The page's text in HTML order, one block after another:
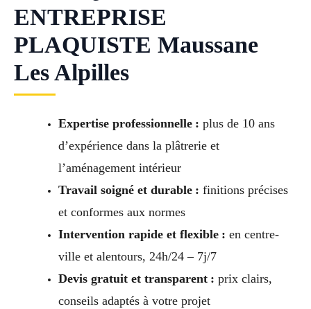
ENTREPRISE
PLAQUISTE Maussane
Les Alpilles
Expertise professionnelle : plus de 10 ans
d’expérience dans la plâtrerie et
l’aménagement intérieur
Travail soigné et durable : finitions précises
et conformes aux normes
Intervention rapide et flexible : en centre-
ville et alentours, 24h/24 – 7j/7
Devis gratuit et transparent : prix clairs,
conseils adaptés à votre projet